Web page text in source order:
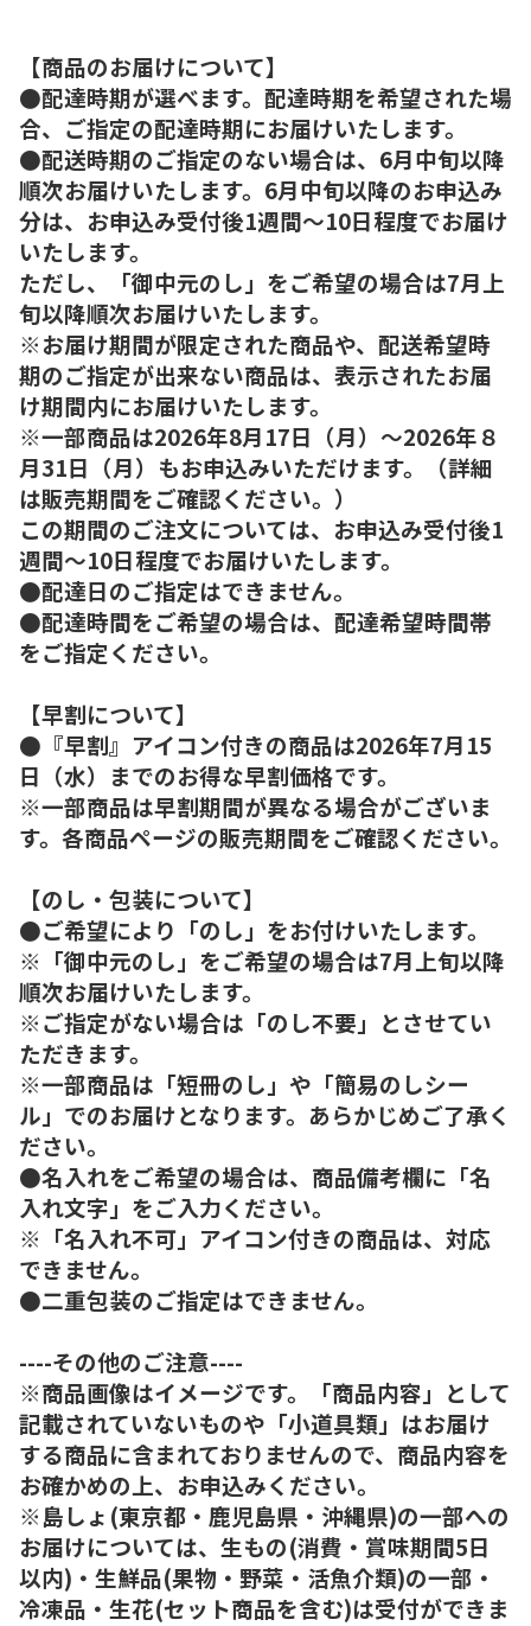
【商品のお届けについて】
●配達時期が選べます。配達時期を希望された場
合、ご指定の配達時期にお届けいたします。
●配送時期のご指定のない場合は、6月中旬以降
順次お届けいたします。6月中旬以降のお申込み
分は、お申込み受付後1週間～10日程度でお届け
いたします。
ただし、「御中元のし」をご希望の場合は7月上
旬以降順次お届けいたします。
※お届け期間が限定された商品や、配送希望時
期のご指定が出来ない商品は、表示されたお届
け期間内にお届けいたします。
※一部商品は2026年8月17日（月）～2026年８
月31日（月）もお申込みいただけます。（詳細
は販売期間をご確認ください。）
この期間のご注文については、お申込み受付後1
週間～10日程度でお届けいたします。
●配達日のご指定はできません。
●配達時間をご希望の場合は、配達希望時間帯
をご指定ください。
【早割について】
●『早割』アイコン付きの商品は2026年7月15
日（水）までのお得な早割価格です。
※一部商品は早割期間が異なる場合がございま
す。各商品ページの販売期間をご確認ください。
【のし・包装について】
●ご希望により「のし」をお付けいたします。
※「御中元のし」をご希望の場合は7月上旬以降
順次お届けいたします。
※ご指定がない場合は「のし不要」とさせてい
ただきます。
※一部商品は「短冊のし」や「簡易のしシー
ル」でのお届けとなります。あらかじめご了承く
ださい。
●名入れをご希望の場合は、商品備考欄に「名
入れ文字」をご入力ください。
※「名入れ不可」アイコン付きの商品は、対応
できません。
●二重包装のご指定はできません。
----その他のご注意----
※商品画像はイメージです。「商品内容」として
記載されていないものや「小道具類」はお届け
する商品に含まれておりませんので、商品内容を
お確かめの上、お申込みください。
※島しょ(東京都・鹿児島県・沖縄県)の一部への
お届けについては、生もの(消費・賞味期間5日
以内)・生鮮品(果物・野菜・活魚介類)の一部・
冷凍品・生花(セット商品を含む)は受付ができま